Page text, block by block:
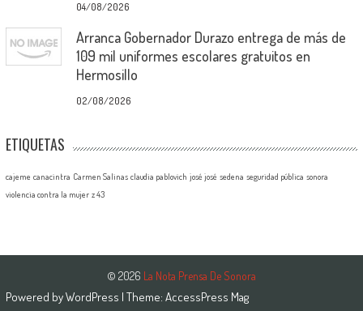
04/08/2026
Arranca Gobernador Durazo entrega de más de
109 mil uniformes escolares gratuitos en
Hermosillo
02/08/2026
ETIQUETAS
cajeme canacintra Carmen Salinas claudia pablovich josé josé sedena seguridad pública sonora
violencia contra la mujer z 43
© 2026 La Nota Prensa De Sonora
Powered byWordPress | Theme: AccessPress Mag